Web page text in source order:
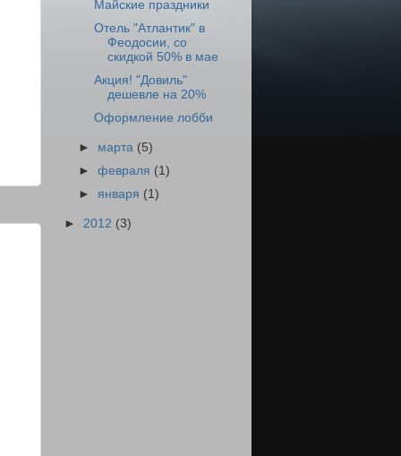
Майские праздники
Отель "Атлантик" в
Феодосии, со
скидкой 50% в мае
Акция! "Довиль"
дешевле на 20%
Оформление лобби
► марта (5)
►февраля (1)
►января (1)
► 2012 (3)